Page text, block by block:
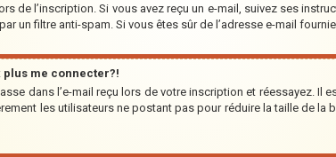
de l’inscription. Si vous avez reçu un e-mail, suivez ses
un filtre anti-spam. Si vous êtes sûr de l’adresse e-mail
plus me connecter?!
dans l’e-mail reçu lors de votre inscription et réessayez. Il
les utilisateurs ne postant pas pour réduire la taille de la